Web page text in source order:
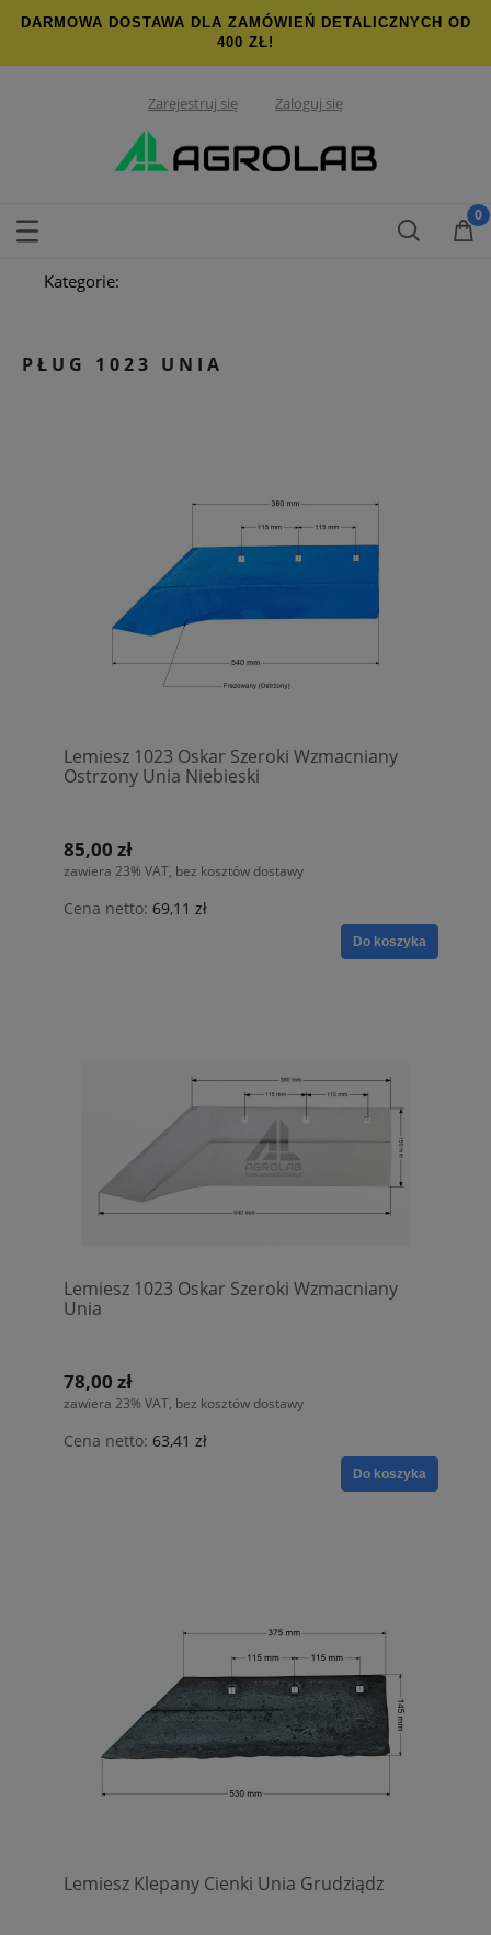
DARMOWA DOSTAWA DLA ZAMÓWIEŃ DETALICZNYCH OD
400 ZŁ!
Zarejestruj się Zaloguj się
Kategorie:
PŁUG 1023 UNIA
Lemiesz 1023 Oskar Szeroki Wzmacniany
Ostrzony Unia Niebieski
85,00 zł
zawiera 23% VAT, bez kosztów dostawy
Cena netto: 69,11 zł
Do koszyka
Lemiesz 1023 Oskar Szeroki Wzmacniany
Unia
78,00 zł
zawiera 23% VAT, bez kosztów dostawy
Cena netto: 63,41 zł
Do koszyka
Lemiesz Klepany Cienki Unia Grudziądz